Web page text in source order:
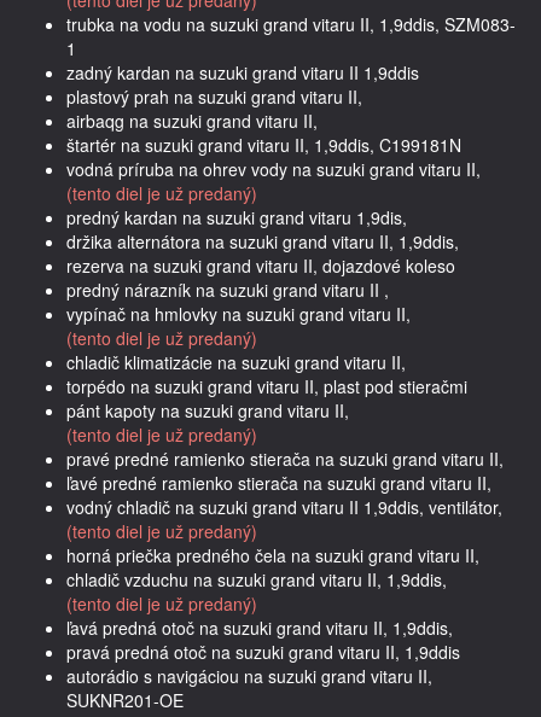
trubka na vodu na suzuki grand vitaru II, 1,9ddis, SZM083-
1
zadný kardan na suzuki grand vitaru II 1,9ddis
plastový prah na suzuki grand vitaru II,
airbaqg na suzuki grand vitaru II,
štartér na suzuki grand vitaru II, 1,9ddis, C199181N
vodná príruba na ohrev vody na suzuki grand vitaru II,
(tento diel je už predaný)
predný kardan na suzuki grand vitaru 1,9dis,
držika alternátora na suzuki grand vitaru II, 1,9ddis,
rezerva na suzuki grand vitaru II, dojazdové koleso
predný nárazník na suzuki grand vitaru II ,
vypínač na hmlovky na suzuki grand vitaru II,
(tento diel je už predaný)
chladič klimatizácie na suzuki grand vitaru II,
torpédo na suzuki grand vitaru II, plast pod stieračmi
pánt kapoty na suzuki grand vitaru II,
(tento diel je už predaný)
pravé predné ramienko stierača na suzuki grand vitaru II,
ľavé predné ramienko stierača na suzuki grand vitaru II,
vodný chladič na suzuki grand vitaru II 1,9ddis, ventilátor,
(tento diel je už predaný)
horná priečka predného čela na suzuki grand vitaru II,
chladič vzduchu na suzuki grand vitaru II, 1,9ddis,
(tento diel je už predaný)
ľavá predná otoč na suzuki grand vitaru II, 1,9ddis,
pravá predná otoč na suzuki grand vitaru II, 1,9ddis
autorádio s navigáciou na suzuki grand vitaru II,
SUKNR201-OE